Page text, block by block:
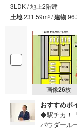
3LDK / 地上2階建
土地231.59m2 /建物
画像26枚
おすすめポ
◆駅チカ！
パウダール